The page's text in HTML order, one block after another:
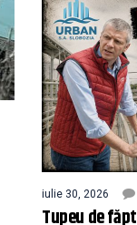
iulie 30, 2026
Tupeu de